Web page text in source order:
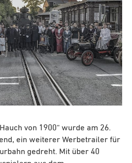
von 1900“ wurde am 26.
ein weiterer Werbetrailer für
gedreht. Mit über 40